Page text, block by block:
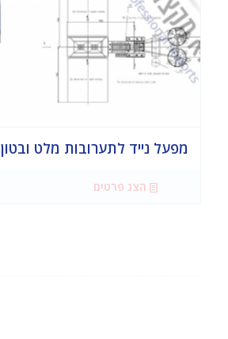
מפעל נייד לתערובות מלט ובטון
הצג פרטים